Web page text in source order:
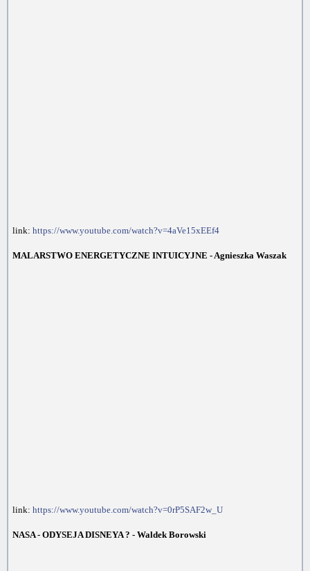
link: https://www.youtube.com/watch?v=4aVe15xEEf4
MALARSTWO ENERGETYCZNE INTUICYJNE - Agnieszka Waszak
link: https://www.youtube.com/watch?v=0rP5SAF2w_U
NASA - ODYSEJA DISNEYA ? - Waldek Borowski